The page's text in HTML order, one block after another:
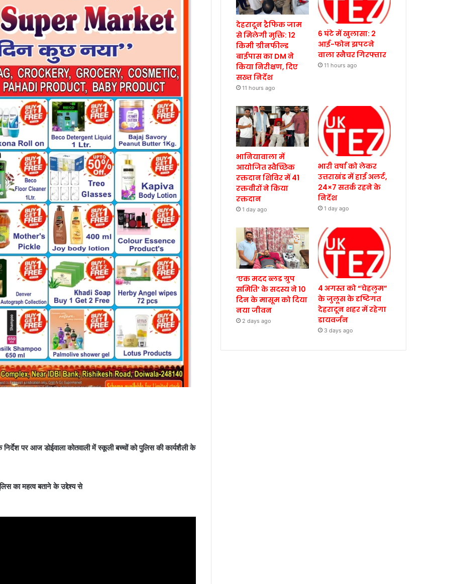
पर आज डोईवाला कोतवाली में स्कूली बच्चों को पुलिस की कार्यशैली के
का महत्व बताने के उद्देश्य से
देहरादून ट्रैफिक जाम
से मिलेगी मुक्ति: 12
किमी ग्रीनफील्ड
बाईपास का DM ने
किया निरीक्षण, दिए
सख्त निर्देश
11 hours ago
6 घंटे में खुलासा: 2
आई-फोन झपटने
वाला स्नैचर गिरफ्तार
11 hours ago
भानियावाला में
आयोजित स्वैच्छिक
रक्तदान शिविर में 41
रक्तवीरों ने किया
रक्तदान
1 day ago
भारी वर्षा को लेकर
उत्तराखंड में हाई अलर्ट,
24×7 सतर्क रहने के
निर्देश
1 day ago
‘एक मदद ब्लड ग्रुप
समिति’ के सदस्य ने 10
दिन के मासूम को दिया
नया जीवन
2 days ago
4 अगस्त को “चेहलुम”
के जुलूस के दृष्टिगत
देहरादून शहर में रहेगा
डायवर्जन
3 days ago